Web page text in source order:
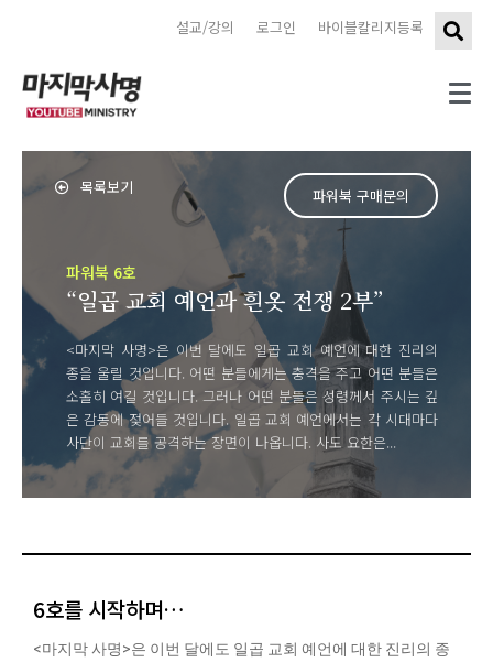
바이블칼리지등록
로그인
설교/강의
목록보기 파워북 구매문의
파워북 6호
“일곱 교회 예언과 흰옷 전쟁 2부”
<마지막 사명>은 이번 달에도 일곱 교회 예언에 대한 진리의
종을 울릴 것입니다. 어떤 분들에게는 충격을 주고 어떤 분들은
소홀히 여길 것입니다. 그러나 어떤 분들은 성령께서 주시는 깊
은 감동에 젖어들 것입니다. 일곱 교회 예언에서는 각 시대마다
사단이 교회를 공격하는 장면이 나옵니다. 사도 요한은...
6호를 시작하며…
<마지막 사명>은 이번 달에도 일곱 교회 예언에 대한 진리의 종